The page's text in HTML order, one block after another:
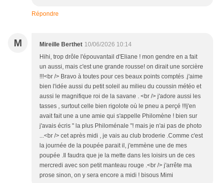
Répondre
M Mireille Berthet 10/06/2026 10:14
Hihi, trop drôle l'épouvantail d'Eliane ! mon gendre en a fait
un aussi, mais c'est une grande rousse! on dirait une sorcière
!!!<br /> Bravo à toutes pour ces beaux points comptés .j'aime
bien l'idée aussi du petit soleil au milieu du coussin météo et
aussi le magnifique roi de la savane . <br /> j'adore aussi les
tasses , surtout celle bien rigolote où le pneu a perçé !!!j'en
avait fait une a une amie qui s'appelle Philomène ! bien sur
j'avais écris " la plus Philoménale "! mais je n'ai pas de photo
...<br /> cet après midi , je vais au club broderie .Comme c'est
la journée de la poupée parait il, j'emmène une de mes
poupée .Il faudra que je la mette dans les loisirs un de ces
mercredi avec son petit manteau rouge .<br /> j'arrête ma
prose sinon, on y sera encore a midi ! bisous Mimi